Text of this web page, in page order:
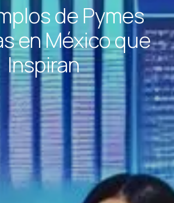
de Pymes
en México que
Inspiran